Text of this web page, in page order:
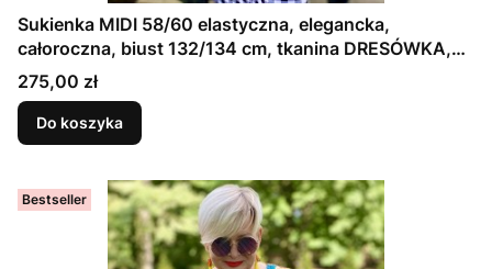
Sukienka MIDI 58/60 elastyczna, elegancka,
całoroczna, biust 132/134 cm, tkanina DRESÓWKA,
95% bawełny, naturalna, wygodna, na duży biust, z
kieszeniami, KRATA BIAŁO - CZARNA
Cena
275,00 zł
Do koszyka
Bestseller